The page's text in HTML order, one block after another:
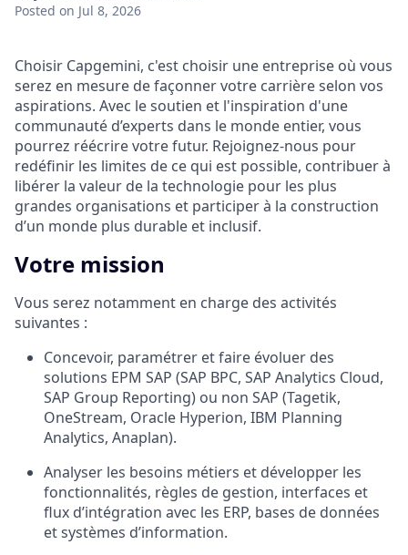
Posted on Jul 8, 2026
Choisir Capgemini, c'est choisir une entreprise où vous
serez en mesure de façonner votre carrière selon vos
aspirations. Avec le soutien et l'inspiration d'une
communauté d’experts dans le monde entier, vous
pourrez réécrire votre futur. Rejoignez-nous pour
redéfinir les limites de ce qui est possible, contribuer à
libérer la valeur de la technologie pour les plus
grandes organisations et participer à la construction
d’un monde plus durable et inclusif.
Votre mission
Vous serez notamment en charge des activités
suivantes :
Concevoir, paramétrer et faire évoluer des
solutions EPM SAP (SAP BPC, SAP Analytics Cloud,
SAP Group Reporting) ou non SAP (Tagetik,
OneStream, Oracle Hyperion, IBM Planning
Analytics, Anaplan).
Analyser les besoins métiers et développer les
fonctionnalités, règles de gestion, interfaces et
flux d’intégration avec les ERP, bases de données
et systèmes d’information.